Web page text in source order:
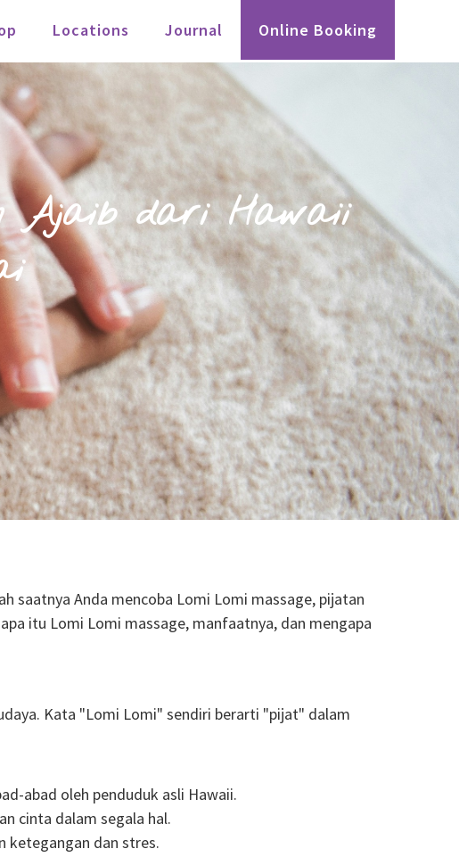
Locations Journal Online Booking
Ajaib dari Hawaii
saatnya Anda mencoba Lomi Lomi massage, pijatan
itu Lomi Lomi massage, manfaatnya, dan mengapa
Kata "Lomi Lomi" sendiri berarti "pijat" dalam
abad oleh penduduk asli Hawaii.
cinta dalam segala hal.
ketegangan dan stres.